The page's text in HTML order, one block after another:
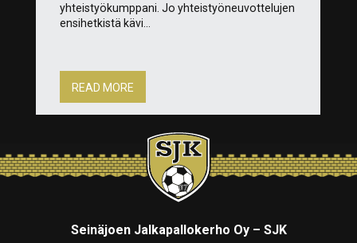
yhteistyökumppani. Jo yhteistyöneuvottelujen
ensihetkistä kävi...
READ MORE
Seinäjoen Jalkapallokerho Oy – SJK